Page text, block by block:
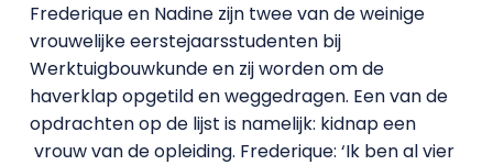
Frederique en Nadine zijn twee van de weinige
vrouwelijke eerstejaarsstudenten bij
Werktuigbouwkunde en zij worden om de
haverklap opgetild en weggedragen. Een van de
opdrachten op de lijst is namelijk: kidnap een
vrouw van de opleiding. Frederique: ‘Ik ben al vier